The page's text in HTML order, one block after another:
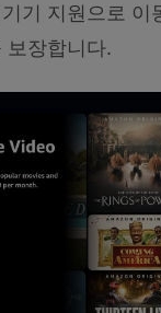
기 지원으로 이
보장합니다.